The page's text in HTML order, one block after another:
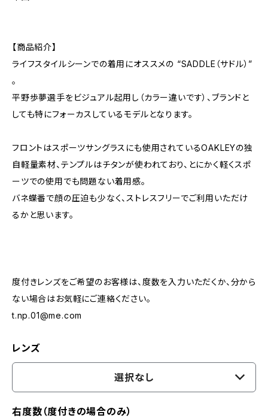
【商品紹介】
ライフスタイルシーンでの着用にオススメの “SADDLE（サドル）”
。
平野歩夢選手をビジュアル起用し（カラー違いです）、ブランドと
しても特にフォーカスしているモデルとなります。
フロントはスポーツサングラスにも使用されているOAKLEYの独
自軽量素材、テンプルはチタンが使われており、とにかく軽くスポ
ーツでの使用でも問題ない着用感。
バネ蝶番で顔の圧迫も少なく、ストレスフリーでご利用いただけ
るかと思います。
度付きレンズをご希望のお客様は、度数を入力いただくか、分から
ない場合はお気軽にご連絡ください。
t.np.01@me.com
レンズ
選択なし
右度数（度付きの場合のみ）